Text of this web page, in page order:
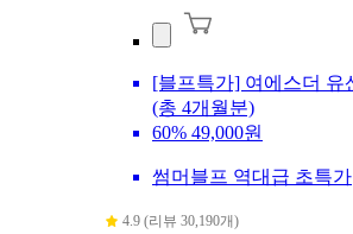
[블프특가] 여에스더 유
(총 4개월분)
60% 49,000원
썸머블프 역대급 초특가
4.9 (리뷰 30,190개)